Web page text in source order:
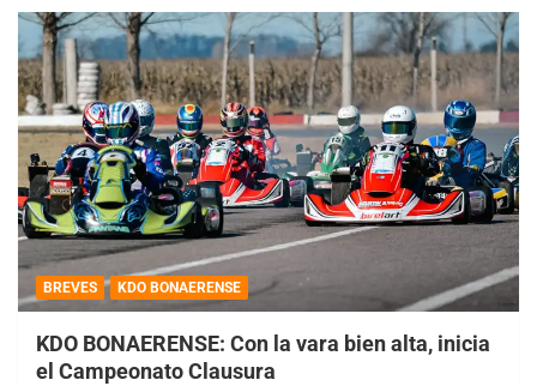
BREVES KDO BONAERENSE
KDO BONAERENSE: Con la vara bien alta, inicia
el Campeonato Clausura